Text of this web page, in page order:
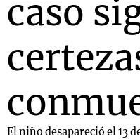
caso
El niño desapareció el 13